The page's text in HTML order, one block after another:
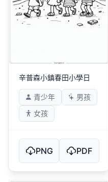
辛普森小鎮春田小學日
青少年
男孩
女孩
PNG PDF